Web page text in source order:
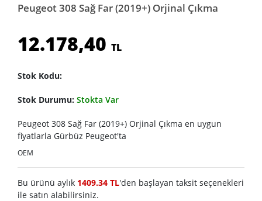
Peugeot 308 Sağ Far (2019+) Orjinal Çıkma
12.178,40 TL
Stok Kodu:
Stok Durumu: Stokta Var
Peugeot 308 Sağ Far (2019+) Orjinal Çıkma en uygun
fiyatlarla Gürbüz Peugeot'ta
OEM
Bu ürünü aylık 1409.34 TL'den başlayan taksit seçenekleri
ile satın alabilirsiniz.